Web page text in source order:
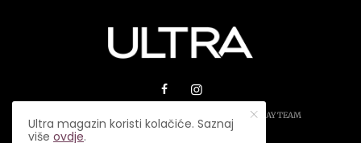
© 2026 ULTRA MAGAZIN. SVA PRAVA ZADRŽANA.PLAY TEAM
Ultra magazin koristi kolačiće. Saznaj
višeovdje.